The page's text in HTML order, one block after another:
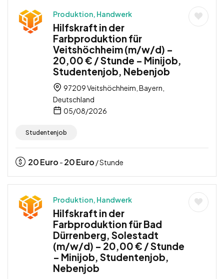
Produktion, Handwerk
Hilfskraft in der
Farbproduktion für
Veitshöchheim (m/w/d) –
20,00 € / Stunde – Minijob,
Studentenjob, Nebenjob
97209 Veitshöchheim, Bayern,
Deutschland
05/08/2026
Studentenjob
20Euro - 20Euro / Stunde
Produktion, Handwerk
Hilfskraft in der
Farbproduktion für Bad
Dürrenberg, Solestadt
(m/w/d) – 20,00 € / Stunde
– Minijob, Studentenjob,
Nebenjob